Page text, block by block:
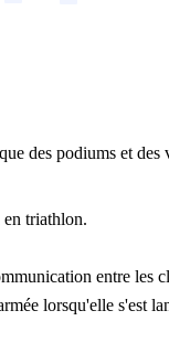
des podiums et
en triathlon.
entre les
lorsqu'elle s'est